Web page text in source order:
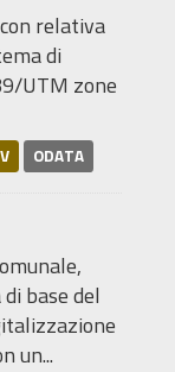
relativa
di
UTM zone
ODATA
base del
un...